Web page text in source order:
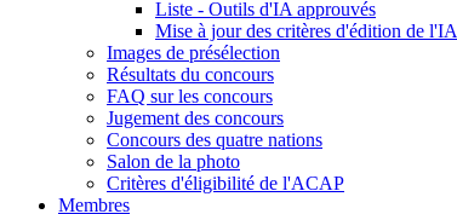
Liste - Outils d'IA approuvés
Mise à jour des critères d'édition de l'IA
Images de présélection
Résultats du concours
FAQ sur les concours
Jugement des concours
Concours des quatre nations
Salon de la photo
Critères d'éligibilité de l'ACAP
Membres